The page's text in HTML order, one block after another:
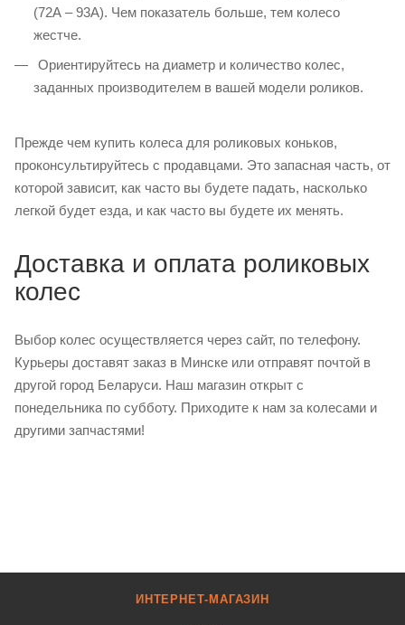
(72А – 93А). Чем показатель больше, тем колесо
жестче.
Ориентируйтесь на диаметр и количество колес,
заданных производителем в вашей модели роликов.
Прежде чем купить колеса для роликовых коньков,
проконсультируйтесь с продавцами. Это запасная часть, от
которой зависит, как часто вы будете падать, насколько
легкой будет езда, и как часто вы будете их менять.
Доставка и оплата роликовых
колес
Выбор колес осуществляется через сайт, по телефону.
Курьеры доставят заказ в Минске или отправят почтой в
другой город Беларуси. Наш магазин открыт с
понедельника по субботу. Приходите к нам за колесами и
другими запчастями!
ИНТЕРНЕТ-МАГАЗИН